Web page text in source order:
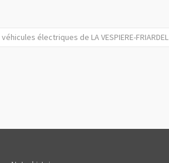
électriques de LA VESPIERE-FRIARDEL